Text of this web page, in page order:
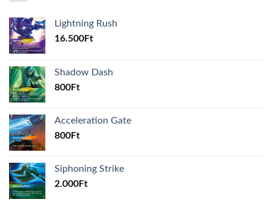
Lightning Rush
16.500Ft
Shadow Dash
800Ft
Acceleration Gate
800Ft
Siphoning Strike
2.000Ft